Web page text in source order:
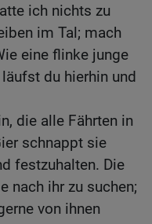
ich nichts zu
im Tal; mach
eine flinke junge
du hierhin und
die alle Fährten in
schnappt sie
festzuhalten. Die
nach ihr zu suchen;
von ihnen